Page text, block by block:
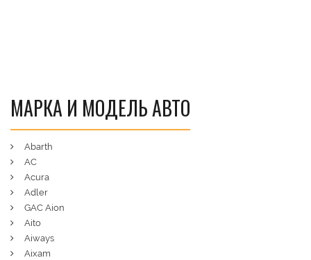
МАРКА И МОДЕЛЬ АВТО
Abarth
AC
Acura
Adler
GAC Aion
Aito
Aiways
Aixam